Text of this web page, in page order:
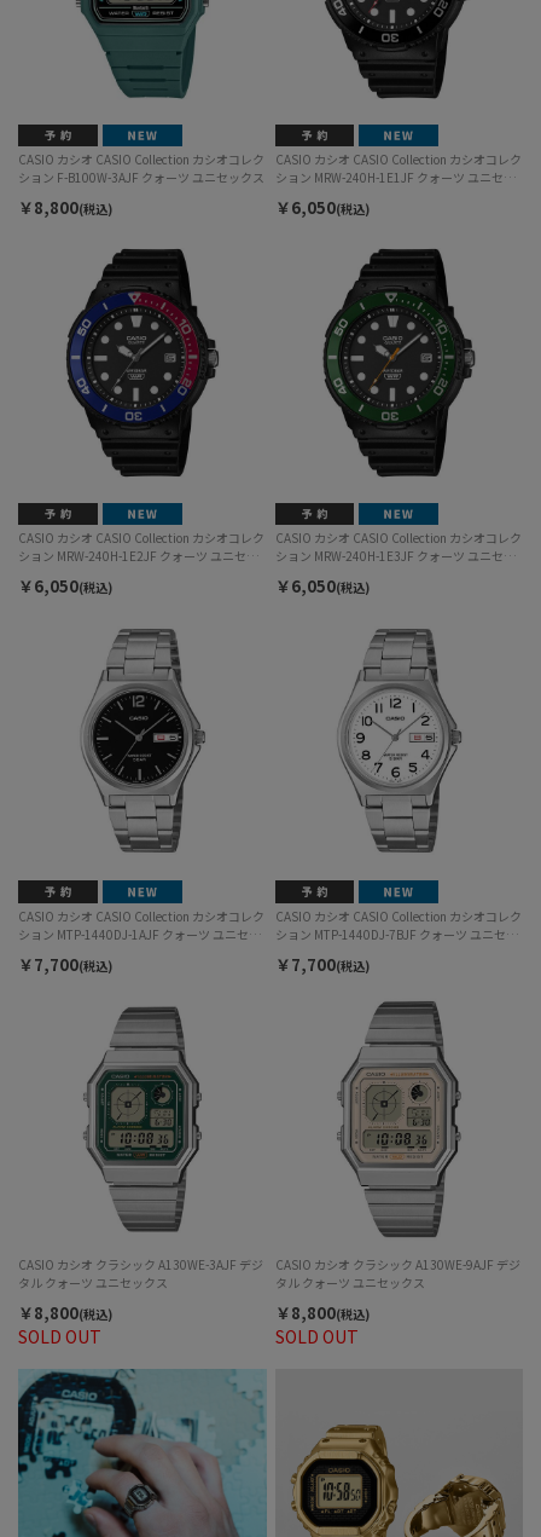
CASIO カシオ CASIO Collection カシオコレク
ション F-B100W-3AJF クォーツ ユニセックス
￥8,800(税込)
CASIO カシオ CASIO Collection カシオコレク
ション MRW-240H-1E1JF クォーツ ユニセッ
￥6,050(税込)
CASIO カシオ CASIO Collection カシオコレク
ション MRW-240H-1E2JF クォーツ ユニセッ
￥6,050(税込)
CASIO カシオ CASIO Collection カシオコレク
ション MRW-240H-1E3JF クォーツ ユニセッ
￥6,050(税込)
CASIO カシオ CASIO Collection カシオコレク
ション MTP-1440DJ-1AJF クォーツ ユニセッ
￥7,700(税込)
CASIO カシオ CASIO Collection カシオコレク
ション MTP-1440DJ-7BJF クォーツ ユニセッ
￥7,700(税込)
SOLD OUT
CASIO カシオ クラシック A130WE-3AJF デジ
タル クォーツ ユニセックス
￥8,800(税込)
SOLD OUT
CASIO カシオ クラシック A130WE-9AJF デジ
タル クォーツ ユニセックス
￥8,800(税込)